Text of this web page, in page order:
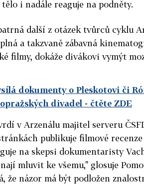
i nadále reaguje na podněty.
další z otázek tvůrců cyklu
a takzvaně zábavná
filmy, dokáže divákovi vymýt
dokumenty o Pleskotovi či
divadel - čtěte ZDE
v Arzenálu majitel serveru
publikuje filmové recenze
na skepsi dokumentaristy
mluvit ke všemu," glosuje
že názor má být podložen